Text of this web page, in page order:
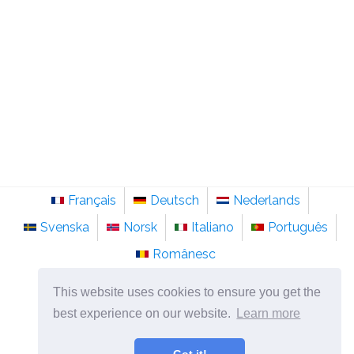
This website uses cookies to ensure you get the
best experience on our website.
Learn more
Français Deutsch
Nederlands
Svenska
Norsk Italiano
Português
Românesc
©2026pt.sainte-anastasie.org
Psicologia, filosofia e pensamento sobre a vida.